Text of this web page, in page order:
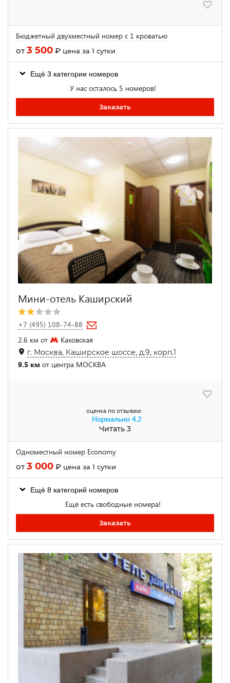
Бюджетный двухместный номер с 1 кроватью
от3 500 ₽ цена за 1 сутки
Ещё 3 категории номеров
У нас осталось 5 номеров!
Заказать
Мини-отель Каширский
+7 (495) 108-74-88
2.6 км от
Каховская
г. Москва, Каширское шоссе, д.9, корп.1
9.5 км от центра МОСКВА
оценка по отзывам:
Нормально 4.2
Читать 3
Одноместный номер Economy
от3 000 ₽ цена за 1 сутки
Ещё 8 категорий номеров
Ещё есть свободные номера!
Заказать